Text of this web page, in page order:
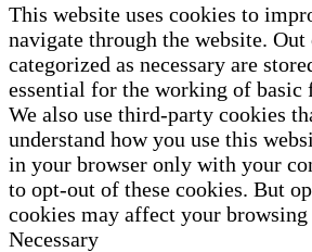
This website uses cookies to
navigate through the website.
categorized as necessary are
essential for the working of
We also use third-party cookies
understand how you use this
in your browser only with your
to opt-out of these cookies. But
cookies may affect your browsing
Necessary